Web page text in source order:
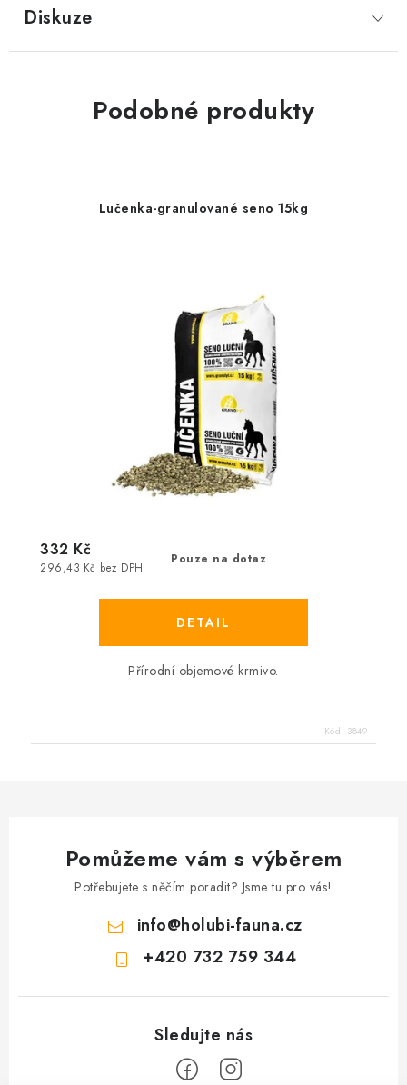
Diskuze
Podobné produkty
Lučenka-granulované seno 15kg
Pouze na dotaz
296,43 Kč bez DPH
332 Kč
Přírodní objemové krmivo.
Kód: 3849
Pomůžeme vám s výběrem
Potřebujete s něčím poradit? Jsme tu pro vás!
info@holubi-fauna.cz
+420 732 759 344